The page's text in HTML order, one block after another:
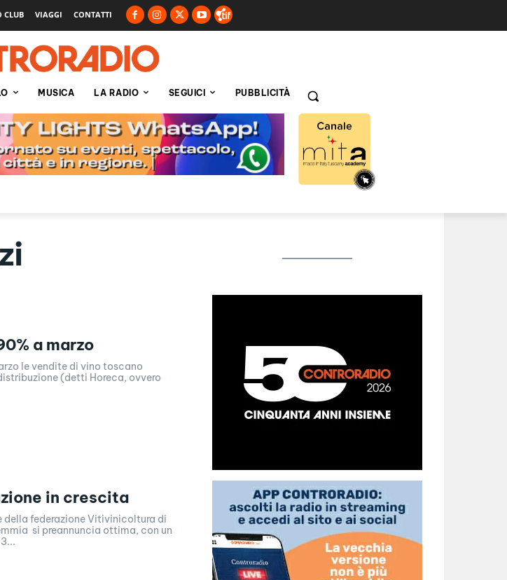
CLUB VIAGGI CONTATTI
MUSICA LA RADIO SEGUICI PUBBLICITÀ
a marzo
le vendite di vino toscano
(detti Horeca, ovvero
in crescita
della federazione Vitivinicoltura di
si preannuncia ottima, con un